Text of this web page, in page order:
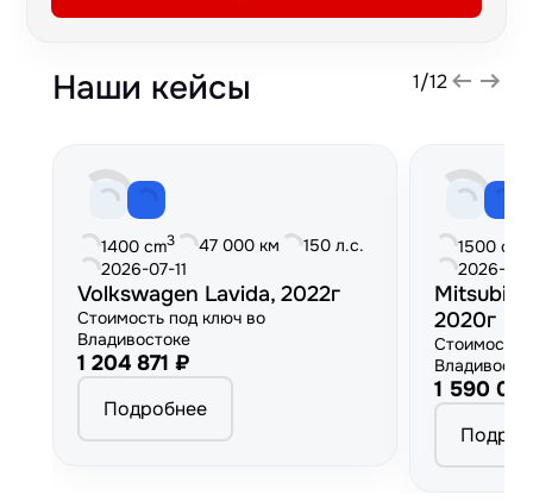
Наши кейсы 1/12
1400 cm3 47 000 км
150 л.с.
2026-07-11
Volkswagen Lavida, 2022г
Стоимость под ключ во
Владивостоке
1 204 871 ₽
Подробнее
1500 cm
2026-
2020г
Стоимость
1 590